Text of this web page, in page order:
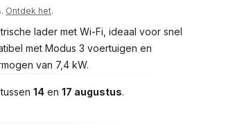
Ontdek het.
lader met Wi-Fi, ideaal voor snel
met Modus 3 voertuigen en
van 7,4 kW.
14 en 17 augustus.